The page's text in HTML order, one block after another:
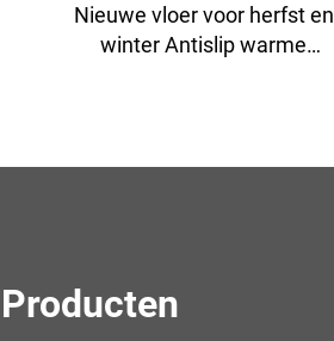
Nieuwe vloer voor herfst en
winter Antislip warme
Producten